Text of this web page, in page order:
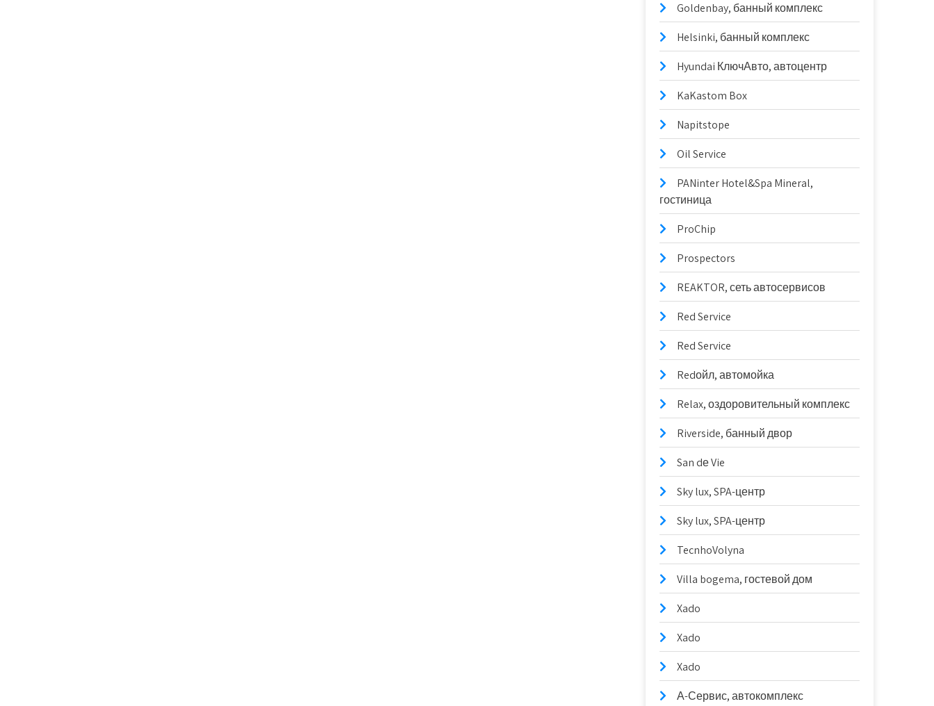
Goldenbay, банный комплекс
Helsinki, банный комплекс
Hyundai КлючАвто, автоцентр
KaKastom Box
Napitstope
Oil Service
PANinter Hotel&Spa Mineral,
гостиница
ProChip
Prospectors
REAKTOR, сеть автосервисов
Red Service
Red Service
Redойл, автомойка
Relax, оздоровительный комплекс
Riverside, банный двор
San dе Vie
Sky lux, SPA-центр
Sky lux, SPA-центр
TecnhoVolyna
Villa bogema, гостевой дом
Xado
Xado
Xado
А-Сервис, автокомплекс